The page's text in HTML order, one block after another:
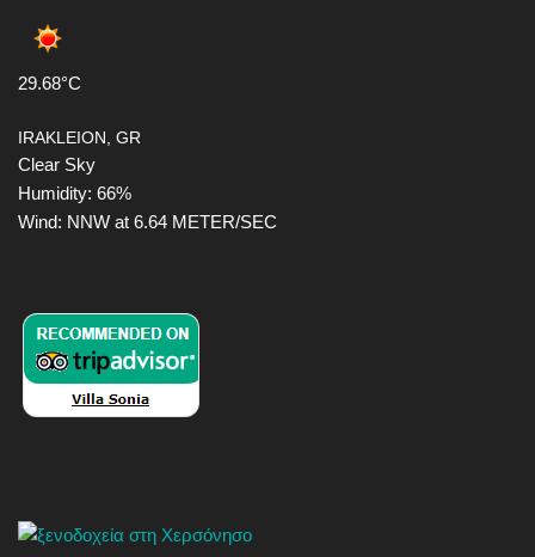
29.68°C
IRAKLEION, GR
Clear Sky
Humidity: 66%
Wind: NNW at 6.64 METER/SEC